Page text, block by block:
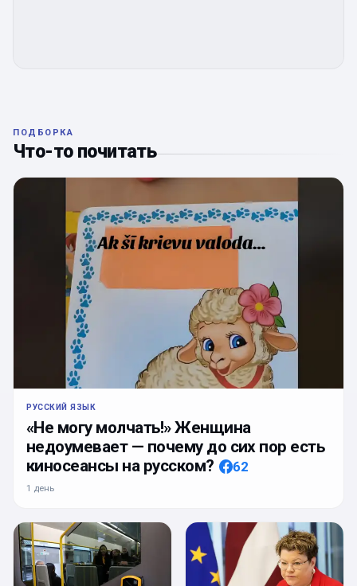
ПОДБОРКА
Что-то почитать
РУССКИЙ ЯЗЫК
«Не могу молчать!» Женщина
недоумевает — почему до сих пор есть
киносеансы на русском?
62
1 день